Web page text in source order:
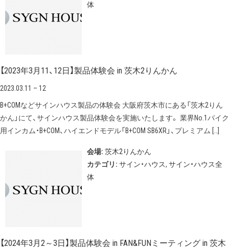
体
【2023年3月11、12日】製品体験会 in 茨木2りんかん
2023.03.11 – 12
B+COMなどサインハウス製品の体験会 大阪府茨木市にある「茨木2りん
かん」にて、サインハウス製品体験会を実施いたします。 業界No.1バイク
用インカム・B+COM、ハイエンドモデル「B+COM SB6XR」、プレミアム […]
会場: 茨木2りんかん
カテゴリ: サイン・ハウス, サイン・ハウス全
体
【2024年3月2～3日】製品体験会 in FAN&FUNミーティング in 茨木